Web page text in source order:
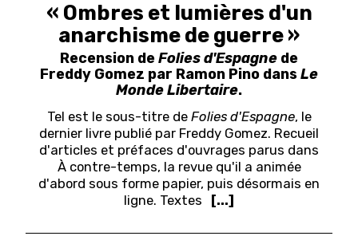
« Ombres et lumières d'un
anarchisme de guerre »
Recension deFolies d'Espagne de
Freddy Gomez par Ramon Pino dans Le
Monde Libertaire.
Tel est le sous-titre de Folies d'Espagne, le
dernier livre publié par Freddy Gomez. Recueil
d'articles et préfaces d'ouvrages parus dans
À contre-temps, la revue qu'il a animée
d'abord sous forme papier, puis désormais en
ligne. Textes
[...]